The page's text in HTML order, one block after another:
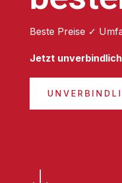
Beste Preise ✓
Jetzt